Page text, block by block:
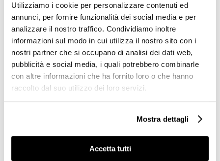
Utilizziamo i cookie per personalizzare contenuti ed
annunci, per fornire funzionalità dei social media e per
analizzare il nostro traffico. Condividiamo inoltre
informazioni sul modo in cui utilizza il nostro sito con i
nostri partner che si occupano di analisi dei dati web,
pubblicità e social media, i quali potrebbero combinarle
con altre informazioni che ha fornito loro o che hanno
raccolto dal suo utilizzo dei loro servizi.
Mostra dettagli
Accetta tutti
Company
Profile
GOVERNANCE
Board of
Directors
Board of
Statutory